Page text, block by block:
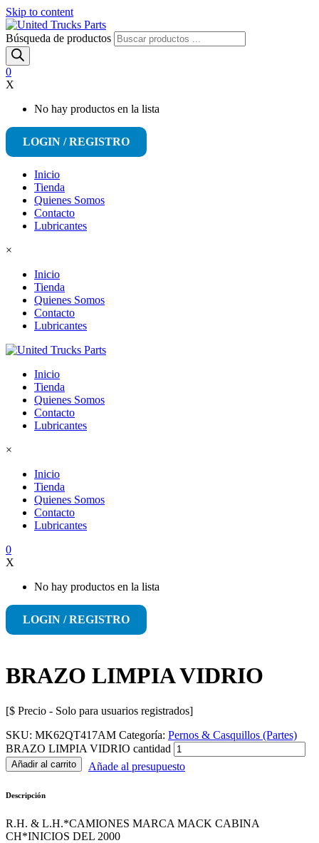
Skip to content
Búsqueda de productos
0
X
No hay productos en la lista
LOGIN / REGISTRO
Inicio
Tienda
Quienes Somos
Contacto
Lubricantes
×
Inicio
Tienda
Quienes Somos
Contacto
Lubricantes
Inicio
Tienda
Quienes Somos
Contacto
Lubricantes
×
Inicio
Tienda
Quienes Somos
Contacto
Lubricantes
0
X
No hay productos en la lista
LOGIN / REGISTRO
BRAZO LIMPIA VIDRIO
[$ Precio - Solo para usuarios registrados]
SKU: MK62QT417AM Categoría: Pernos & Casquillos (Partes)
BRAZO LIMPIA VIDRIO cantidad
Añadir al carrito Añade al presupuesto
Descripción
R.H. & L.H.*CAMIONES MARCA MACK CABINA
CH*INICIOS DEL 2000